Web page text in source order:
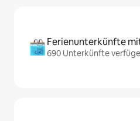
Ferienunterkünfte
690 Unterkünfte